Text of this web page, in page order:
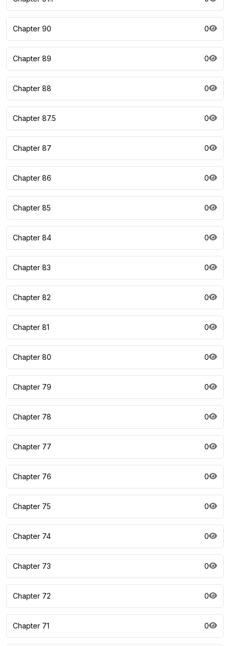
Chapter 90 0
Chapter 89 0
Chapter 88 0
Chapter 87.5 0
Chapter 87 0
Chapter 86 0
Chapter 85 0
Chapter 84 0
Chapter 83 0
Chapter 82 0
Chapter 81 0
Chapter 80 0
Chapter 79 0
Chapter 78 0
Chapter 77 0
Chapter 76 0
Chapter 75 0
Chapter 74 0
Chapter 73 0
Chapter 72 0
Chapter 71 0